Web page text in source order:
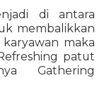
di antara
membalikkan
maka
patut
Gathering